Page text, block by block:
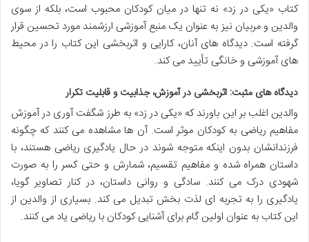
کتاب «یکی در زد» نه تنها در میان کودکان محبوب است، بلکه از سوی
والدین و مربیان نیز به عنوان یک منبع آموزشی ارزشمند مورد تحسین قرار
گرفته است. دیدگاه های آنان، کارایی و اثربخشی این کتاب را در محیط
های آموزشی و خانگی تأیید می کند.
دیدگاه های مثبت: اثربخشی در آموزش، جذابیت و قابلیت تکرار
والدین اغلب بر این باورند که «یکی در زد» به طرز شگفت آوری در آموزش
مفاهیم ریاضی به کودکان موثر است. آن ها مشاهده می کنند که چگونه
فرزندانشان بدون اینکه متوجه شوند در حال یادگیری ریاضی هستند، با
داستان همراه شده و مفاهیم تقسیم، شمارش و حتی کسر را به صورت
شهودی درک می کنند. سادگی و روانی داستان، در کنار تصاویر گویا،
یادگیری را به تجربه ای لذت بخش تبدیل می کند. بسیاری از والدین از
این کتاب به عنوان اولین گام برای آشنایی کودکان با ریاضی یاد می کنند.